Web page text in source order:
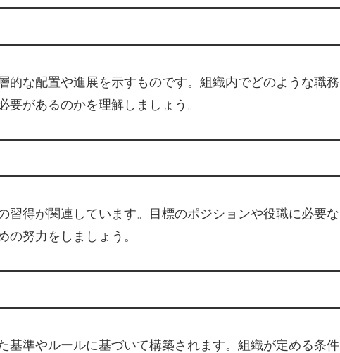
的な配置や進展を示すものです。組織内でどのような職務
があるのかを理解しましょう。
習得が関連しています。目標のポジションや役職に必要な
の努力をしましょう。
基準やルールに基づいて構築されます。組織が定める条件